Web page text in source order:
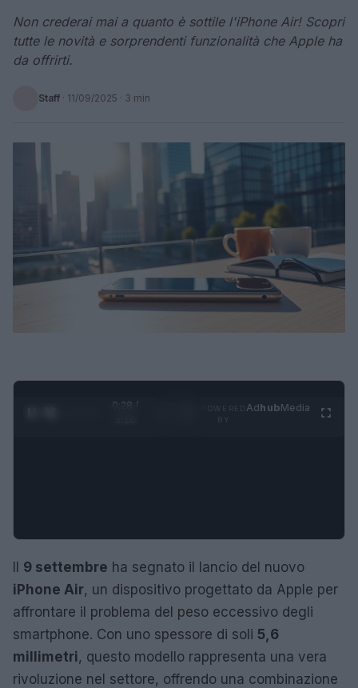
Non crederai mai a quanto è sottile l'iPhone Air! Scopri
tutte le novità e sorprendenti funzionalità che Apple ha
da offrirti.
Staff · 11/09/2025 · 3 min
0:29 /
AdhubMedia
Il 9 settembre ha segnato il lancio del nuovo
iPhone Air, un dispositivo progettato da Apple per
affrontare il problema del peso eccessivo degli
smartphone. Con uno spessore di soli 5,6
millimetri, questo modello rappresenta una vera
rivoluzione nel settore, offrendo una combinazione